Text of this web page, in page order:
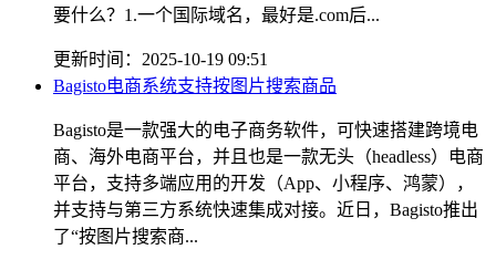
要什么？1.一个国际域名，最好是.com后...
更新时间：2025-10-19 09:51
Bagisto电商系统支持按图片搜索商品
Bagisto是一款强大的电子商务软件，可快速搭建跨境电
商、海外电商平台，并且也是一款无头（headless）电商
平台，支持多端应用的开发（App、小程序、鸿蒙），
并支持与第三方系统快速集成对接。近日，Bagisto推出
了“按图片搜索商...